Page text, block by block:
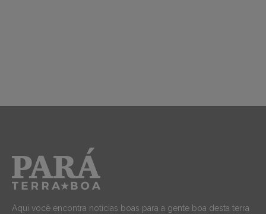
Aqui você encontra notícias boas para a gente boa desta terra